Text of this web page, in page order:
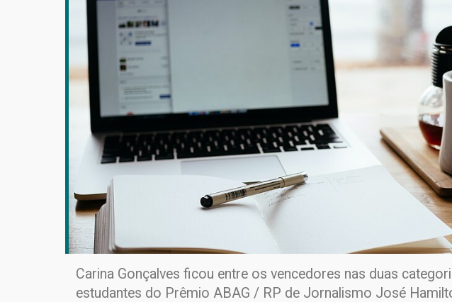
Carina Gonçalves ficou entre os vencedores nas duas
estudantes do Prêmio ABAG / RP de Jornalismo José